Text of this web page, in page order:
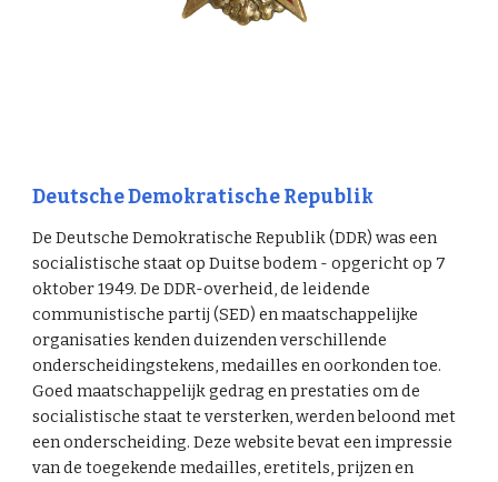
Deutsche Demokratische Republik
De Deutsche Demokratische Republik (DDR) was een
socialistische staat op Duitse bodem - opgericht op 7
oktober 1949. De DDR-overheid, de leidende
communistische partij (SED) en maatschappelijke
organisaties kenden duizenden verschillende
onderscheidingstekens, medailles en oorkonden toe.
Goed maatschappelijk gedrag en prestaties om de
socialistische staat te versterken, werden beloond met
een onderscheiding. Deze website bevat een impressie
van de toegekende medailles, eretitels, prijzen en